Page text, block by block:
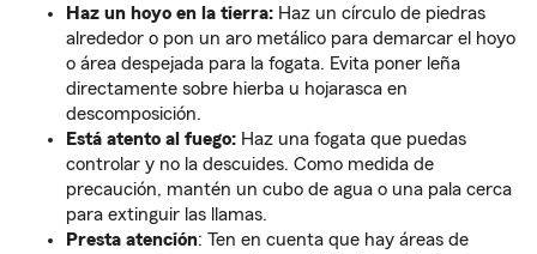
Haz un hoyo en la tierra: Haz un círculo de piedras
alrededor o pon un aro metálico para demarcar el hoyo
o área despejada para la fogata. Evita poner leña
directamente sobre hierba u hojarasca en
descomposición.
Está atento al fuego: Haz una fogata que puedas
controlar y no la descuides. Como medida de
precaución, mantén un cubo de agua o una pala cerca
para extinguir las llamas.
Presta atención: Ten en cuenta que hay áreas de